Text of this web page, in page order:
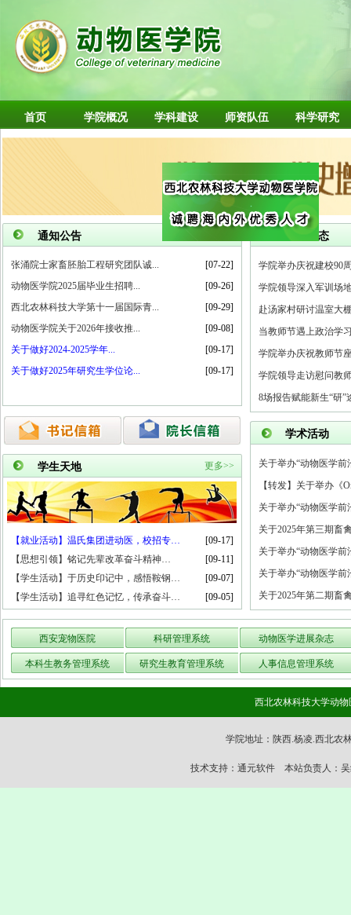
首页 学院概况 学科建设 师资队伍 科学研究
通知公告
[07-22]
张涌院士家畜胚胎工程研究团队诚...
[09-26]
动物医学院2025届毕业生招聘...
[09-29]
西北农林科技大学第十一届国际青...
[09-08]
动物医学院关于2026年接收推...
[09-17]
关于做好2024-2025学年...
[09-17]
关于做好2025年研究生学位论...
更多>>
学生天地
[09-17]
【就业活动】温氏集团进动医，校招专…
[09-11]
【思想引领】铭记先辈改革奋斗精神…
[09-07]
【学生活动】于历史印记中，感悟鞍钢…
[09-05]
【学生活动】追寻红色记忆，传承奋斗…
学院动态
学院举办庆祝建校90
学院领导深入军训场
赴汤家村研讨温室大
当教师节遇上政治学
学院举办庆祝教师节
学院领导走访慰问教
8场报告赋能新生“研”
学术活动
关于举办“动物医学
【转发】关于举办《
关于举办“动物医学
关于2025年第三期畜
关于举办“动物医学
关于举办“动物医学
关于2025年第二期畜
西安宠物医院 科研管理系统 动物医学进展杂志
本科生教务管理系统 研究生教育管理系统 人事信息管理系统
西北农林科技大学动
学院地址：陕西.杨凌.西北农
技术支持：通元软件 本站负责人：